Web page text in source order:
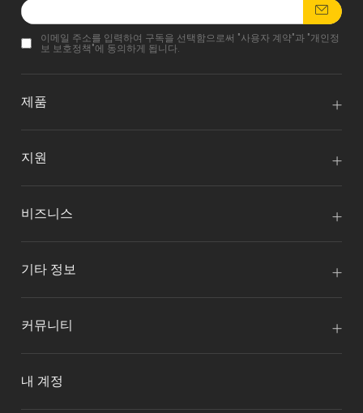
이메일 주소를 입력하여 구독을 선택함으로써 "사용자 계약"과 "개인정
보 보호정책 "에 동의하게 됩니다.
제품
지원
비즈니스
기타 정보
커뮤니티
내 계정